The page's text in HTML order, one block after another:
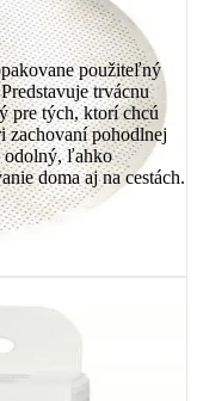
použiteľný
trvácnu
pre tých, ktorí chcú
zachovaní pohodlnej
odolný, ľahko
doma aj na cestách.